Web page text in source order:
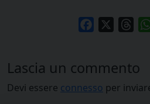
Facebook
Lascia un commento
Devi essere connesso per